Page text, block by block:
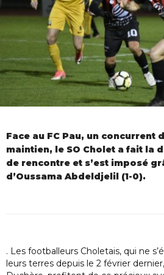
Face au FC Pau, un concurrent
maintien, le SO Cholet a fait la
de rencontre et s’est imposé
d’Oussama Abdeldjelil (1-0).
. Les footballeurs Choletais, qui ne
leurs terres depuis le 2 février